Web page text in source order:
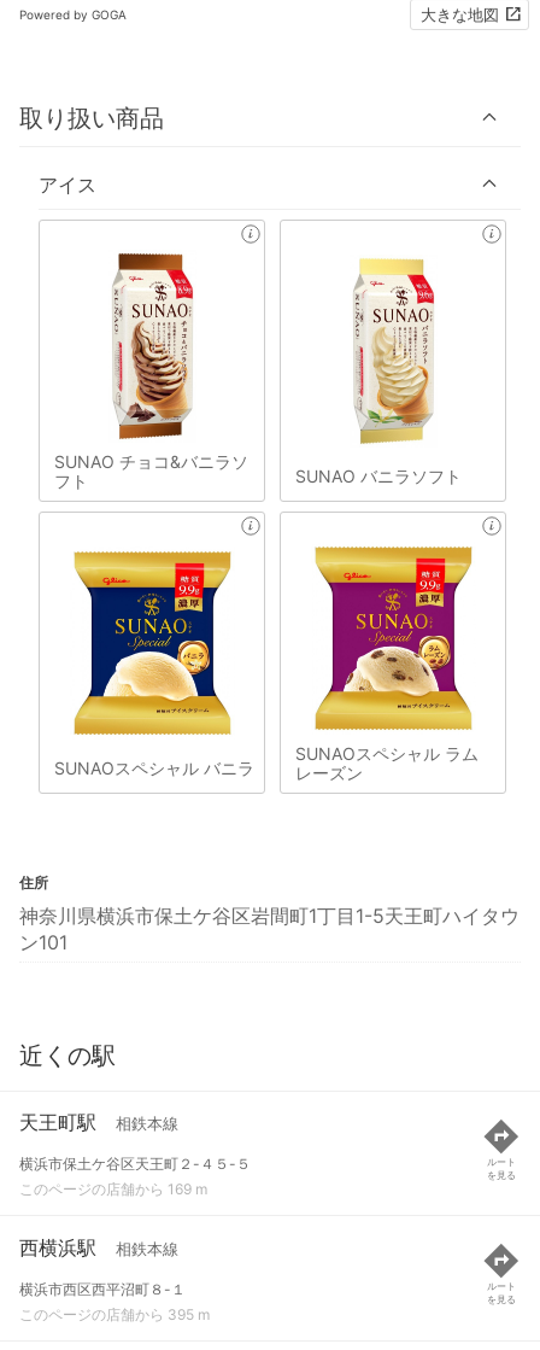
Powered by GOGA 大きな地図
取り扱い商品
アイス
SUNAO チョコ&バニラソ
フト
SUNAO バニラソフト
SUNAOスペシャル バニラ
SUNAOスペシャル ラム
レーズン
住所
神奈川県横浜市保土ケ谷区岩間町1丁目1-5天王町ハイタウ
ン101
近くの駅
天王町駅 相鉄本線
横浜市保土ケ谷区天王町２-４５-５
このページの店舗から 169 m
ルート
を見る
西横浜駅 相鉄本線
横浜市西区西平沼町８-１
このページの店舗から 395 m
ルート
を見る